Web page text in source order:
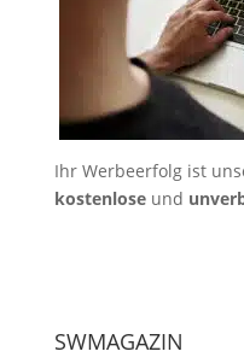
Ihr Werbeerfolg ist
kostenloseund
SWMAGAZIN